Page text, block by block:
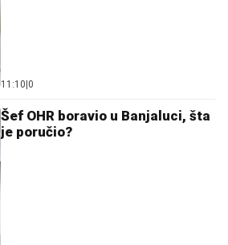
11:10 0
Šef OHR boravio u Banjaluci, šta
je poručio?